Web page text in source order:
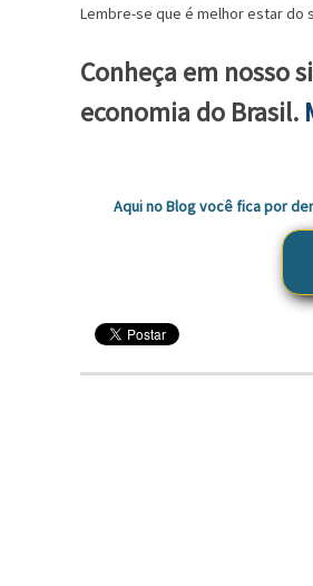
Lembre-se que é melhor estar do
Conheça em nosso
economia do Brasil.
Aqui no Blog você fica por